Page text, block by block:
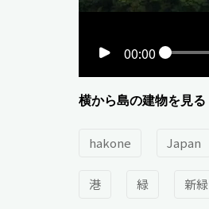
00:00
横から島の建物を見る
hakone Japan
港 緑 新緑